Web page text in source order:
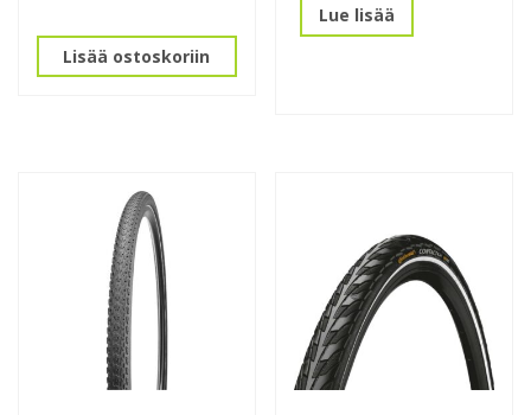
Lisää ostoskoriin
Lue lisää